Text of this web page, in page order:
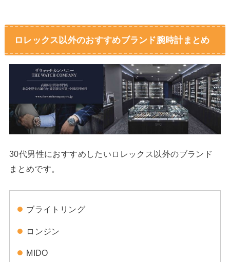
ロレックス以外のおすすめブランド腕時計まとめ
30代男性におすすめしたいロレックス以外のブランド
まとめです。
ブライトリング
ロンジン
MIDO